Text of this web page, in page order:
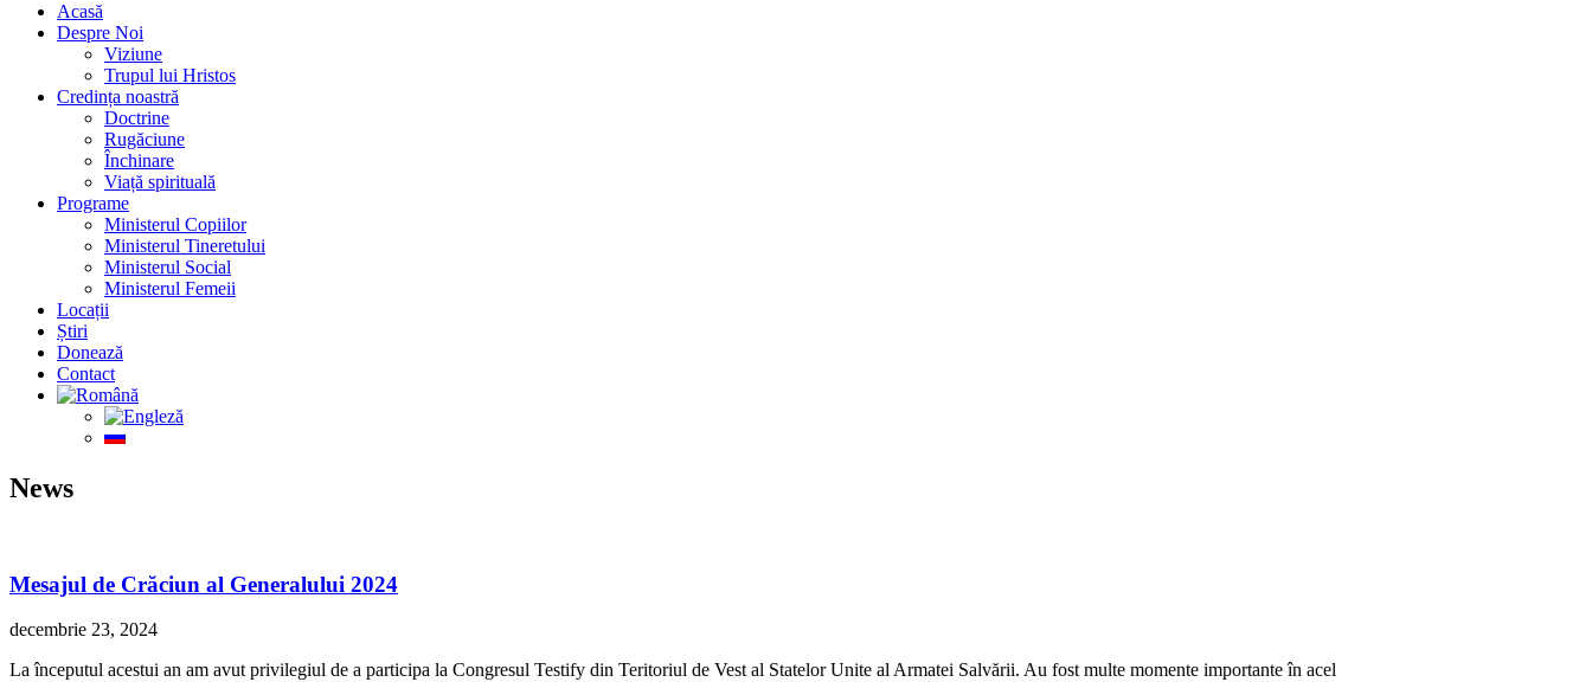
Acasă
Despre Noi
Viziune
Trupul lui Hristos
Credința noastră
Doctrine
Rugăciune
Închinare
Viață spirituală
Programe
Ministerul Copiilor
Ministerul Tineretului
Ministerul Social
Ministerul Femeii
Locații
Știri
Donează
Contact
News
Mesajul de Crăciun al Generalului 2024
decembrie 23, 2024
La începutul acestui an am avut privilegiul de a participa la Congresul Testify din Teritoriul de Vest al Statelor Unite al Armatei Salvării. Au fost multe momente importante în acel